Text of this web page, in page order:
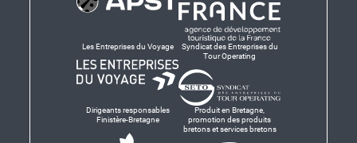
Les Entreprises du Voyage
Syndicat des Entreprises du
Tour Operating
Dirigeants responsables
Finistère-Bretagne
Produit en Bretagne,
promotion des produits
bretons et services bretons